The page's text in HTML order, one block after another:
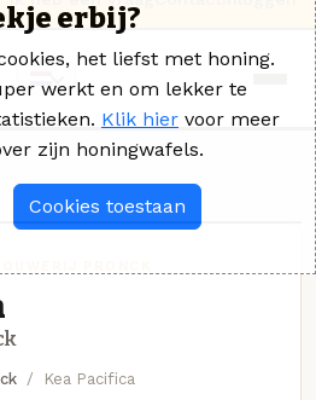
Kea Pacifica
erbij?
het liefst met honing.
werkt en om lekker te
Klik hier voor meer
zijn honingwafels.
Cookies toestaan